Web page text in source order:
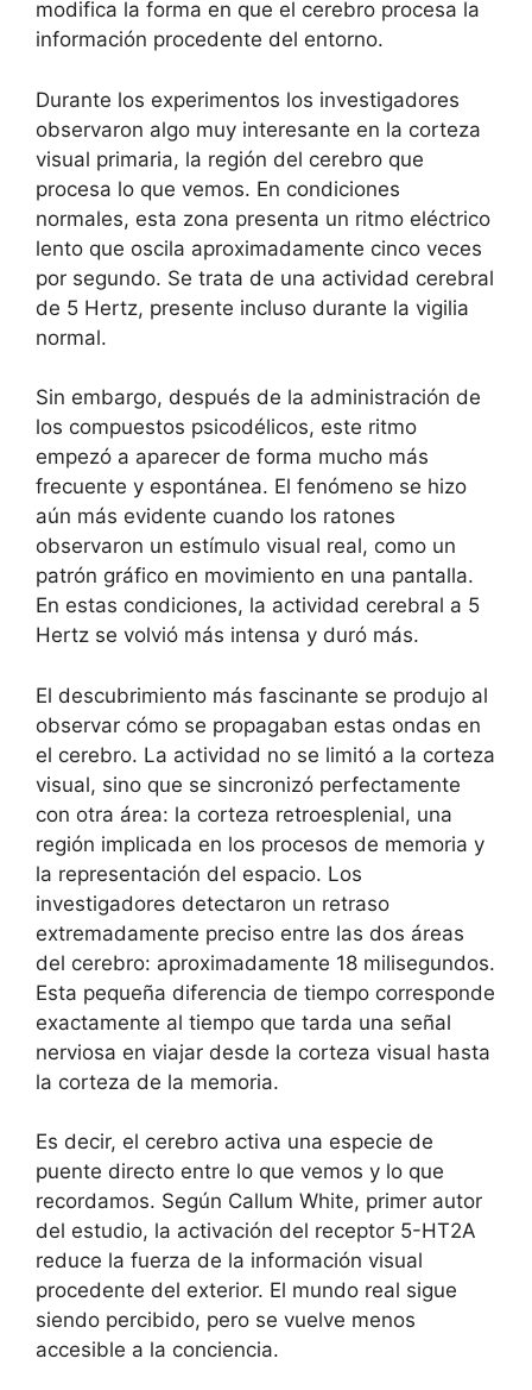
modifica la forma en que el cerebro procesa la
información procedente del entorno.
Durante los experimentos los investigadores
observaron algo muy interesante en la corteza
visual primaria, la región del cerebro que
procesa lo que vemos. En condiciones
normales, esta zona presenta un ritmo eléctrico
lento que oscila aproximadamente cinco veces
por segundo. Se trata de una actividad cerebral
de 5 Hertz, presente incluso durante la vigilia
normal.
Sin embargo, después de la administración de
los compuestos psicodélicos, este ritmo
empezó a aparecer de forma mucho más
frecuente y espontánea. El fenómeno se hizo
aún más evidente cuando los ratones
observaron un estímulo visual real, como un
patrón gráfico en movimiento en una pantalla.
En estas condiciones, la actividad cerebral a 5
Hertz se volvió más intensa y duró más.
El descubrimiento más fascinante se produjo al
observar cómo se propagaban estas ondas en
el cerebro. La actividad no se limitó a la corteza
visual, sino que se sincronizó perfectamente
con otra área: la corteza retroesplenial, una
región implicada en los procesos de memoria y
la representación del espacio. Los
investigadores detectaron un retraso
extremadamente preciso entre las dos áreas
del cerebro: aproximadamente 18 milisegundos.
Esta pequeña diferencia de tiempo corresponde
exactamente al tiempo que tarda una señal
nerviosa en viajar desde la corteza visual hasta
la corteza de la memoria.
Es decir, el cerebro activa una especie de
puente directo entre lo que vemos y lo que
recordamos. Según Callum White, primer autor
del estudio, la activación del receptor 5-HT2A
reduce la fuerza de la información visual
procedente del exterior. El mundo real sigue
siendo percibido, pero se vuelve menos
accesible a la conciencia.